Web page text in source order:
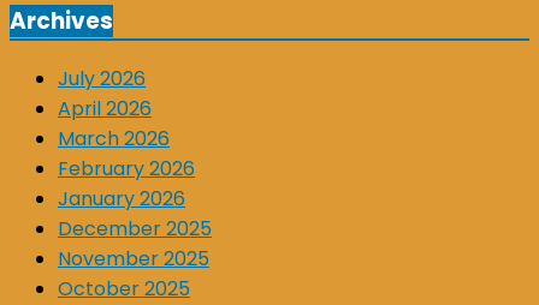
Archives
July 2026
April 2026
March 2026
February 2026
January 2026
December 2025
November 2025
October 2025